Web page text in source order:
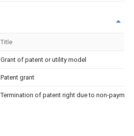
Title
Grant of patent or utility model
Patent grant
Termination of patent right due to non-